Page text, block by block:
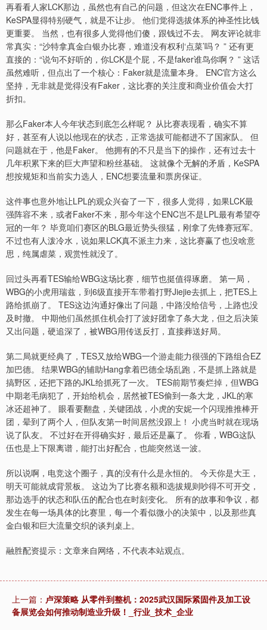
再看看人家LCK那边，虽然也有自己的问题，但这次在ENC事件上，
KeSPA显得特别硬气，就是不让步。 他们觉得选拔体系的神圣性比钱
更重要。 当然，也有很多人觉得他们傻，跟钱过不去。 网友评论就非
常真实：“沙特拿真金白银办比赛，难道没有权利‘点菜’吗？ ” 还有更
直接的：“说句不好听的，你LCK是个屁，不是faker谁鸟你啊？ ” 这话
虽然难听，但点出了一个核心：Faker就是流量本身。 ENC官方这么
坚持，无非就是觉得没有Faker，这比赛的关注度和商业价值会大打
折扣。
那么Faker本人今年状态到底怎么样呢？ 从比赛表现看，确实不算
好，甚至有人说以他现在的状态，正常选拔可能都进不了国家队。 但
问题就在于，他是Faker。 他拥有的不只是当下的操作，还有过去十
几年积累下来的巨大声望和粉丝基础。 这就像个无解的矛盾，KeSPA
想按规矩和当前实力选人，ENC想要流量和票房保证。
这件事也意外地让LPL的观众兴奋了一下，很多人觉得，如果LCK最
强阵容不来，或者Faker不来，那今年这个ENC岂不是LPL最有希望夺
冠的一年？ 毕竟咱们赛区的BLG最近势头很猛，刚拿了先锋赛冠军。
不过也有人泼冷水，说如果LCK真不派主力来，这比赛赢了也没啥意
思，纯属虐菜，观赏性就没了。
回过头再看TES输给WBG这场比赛，细节也挺值得琢磨。 第一局，
WBG的小虎用瑞兹，到6级直接开车带着打野Jiejie去抓上，把TES上
路给抓崩了。 TES这边沟通好像出了问题，中路没给信号，上路也没
及时撤。 中期他们虽然抓住机会打了波好团拿了条大龙，但之后决策
又出问题，硬追深了，被WBG用传送反打，直接葬送好局。
第二局就更经典了，TES又放给WBG一个游走能力很强的下路组合EZ
加巴德。 结果WBG的辅助Hang拿着巴德全场乱跑，不是抓上路就是
搞野区，还把下路的JKL给抓死了一次。 TES前期节奏烂掉，但WBG
中期老毛病犯了，开始给机会，居然被TES偷到一条大龙，JKL的寒
冰还超神了。 眼看要翻盘，关键团战，小虎的安妮一个闪现推推棒开
团，晕到了两个人，但队友第一时间居然没跟上！ 小虎当时就在现场
说了队友。 不过好在开得确实好，最后还是赢了。 你看，WBG这队
伍也是上下限离谱，能打出好配合，也能突然送一波。
所以说啊，电竞这个圈子，真的没有什么是永恒的。 今天你是大王，
明天可能就成背景板。 这边为了比赛名额和选拔规则吵得不可开交，
那边选手的状态和队伍的配合也在时刻变化。 所有的故事和争议，都
发生在每一场具体的比赛里，每一个看似微小的决策中，以及那些真
金白银和巨大流量交织的谈判桌上。
融胜配资提示：文章来自网络，不代表本站观点。
上一篇： 卢深策略 从零件到整机：2025武汉国际紧固件及加工设
备展览会如何推动制造业升级！_行业_技术_企业